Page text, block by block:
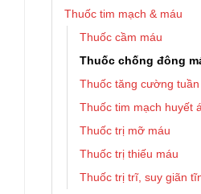
Thuốc tim mạch & máu
Thuốc cầm máu
Thuốc chống đông
Thuốc tăng cường
Thuốc tim mạch huyết
Thuốc trị mỡ máu
Thuốc trị thiếu máu
Thuốc trị trĩ, suy giãn